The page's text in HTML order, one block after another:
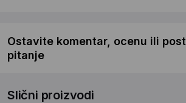
Ostavite komentar, ocenu ili
pitanje
Slični proizvodi